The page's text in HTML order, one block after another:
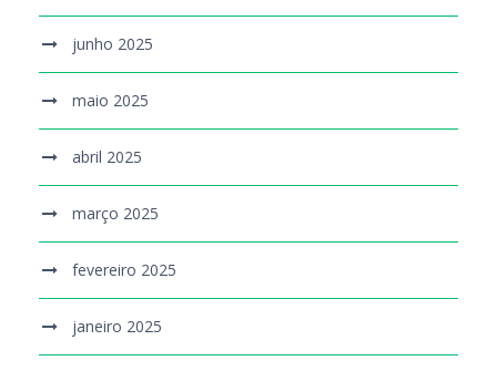
junho 2025
maio 2025
abril 2025
março 2025
fevereiro 2025
janeiro 2025